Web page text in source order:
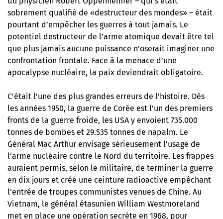
sobrement qualifié de «destructeur des mondes» – était
pourtant d’empêcher les guerres à tout jamais. Le
potentiel destructeur de l’arme atomique devait être tel
que plus jamais aucune puissance n’oserait imaginer une
confrontation frontale. Face à la menace d’une
apocalypse nucléaire, la paix deviendrait obligatoire.
C’était l’une des plus grandes erreurs de l’histoire. Dès
les années 1950, la guerre de Corée est l’un des premiers
fronts de la guerre froide, les USA y envoient 735.000
tonnes de bombes et 29.535 tonnes de napalm. Le
Général Mac Arthur envisage sérieusement l’usage de
l’arme nucléaire contre le Nord du territoire. Les frappes
auraient permis, selon le militaire, de terminer la guerre
en dix jours et créé une ceinture radioactive empêchant
l’entrée de troupes communistes venues de Chine. Au
Vietnam, le général étasunien William Westmoreland
met en place une opération secrète en 1968, pour